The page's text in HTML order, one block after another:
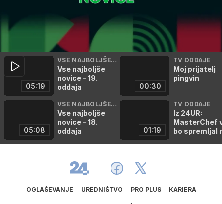
05:19
VSE NAJBOLJŠE N
OVICE
Vse najboljše
novice - 19.
oddaja
05:08
VSE NAJBOLJŠE N
OVICE
Vse najboljše
novice - 18.
oddaja
00:30
TV ODDAJE
Moj prijatelj
pingvin
01:19
TV ODDAJE
Iz 24UR:
MasterChef
bo spremljal
OGLAŠEVANJE UREDNIŠTVO PRO PLUS KARIERA